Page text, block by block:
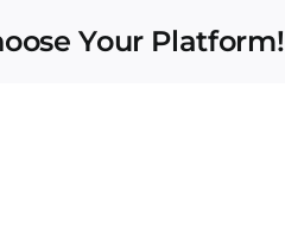
Your Platform!